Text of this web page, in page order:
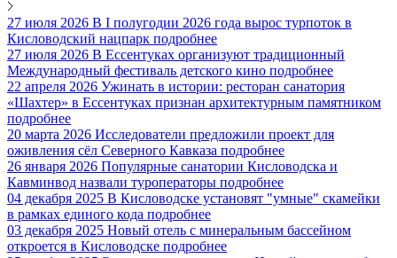
27 июля 2026 В I полугодии 2026 года вырос турпоток в
Кисловодский нацпарк подробнее
27 июля 2026 В Ессентуках организуют традиционный
Международный фестиваль детского кино подробнее
22 апреля 2026 Ужинать в истории: ресторан санатория
«Шахтер» в Ессентуках признан архитектурным памятником
подробнее
20 марта 2026 Исследователи предложили проект для
оживления сёл Северного Кавказа подробнее
26 января 2026 Популярные санатории Кисловодска и
Кавминвод назвали туроператоры подробнее
04 декабря 2025 В Кисловодске установят "умные" скамейки
в рамках единого кода подробнее
03 декабря 2025 Новый отель с минеральным бассейном
откроется в Кисловодске подробнее